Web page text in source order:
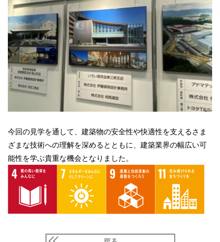
今回の見学を通して、建築物の安全性や快適性を支えるさま
ざまな技術への理解を深めるとともに、建築業界の幅広い可
能性を学ぶ貴重な機会となりました。